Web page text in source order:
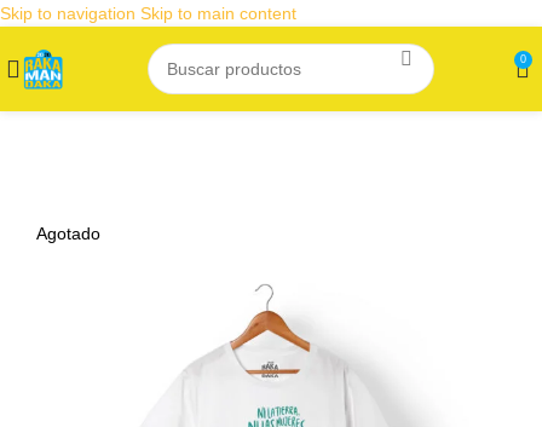
Skip to navigation Skip to main content
0
Agotado